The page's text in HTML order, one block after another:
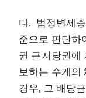
다. 법정변제
준으로 판단하
권 근저당권에
보하는 수개의
경우, 그 배당